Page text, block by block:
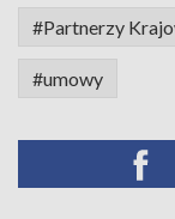
#Partnerzy
#umowy